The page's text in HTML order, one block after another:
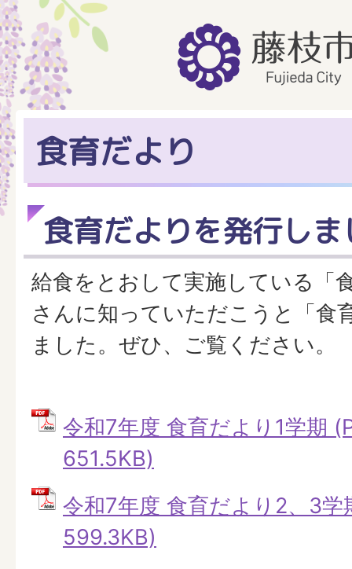
食育だより
食育だよりを発行しま
給食をとおして実施している「
さんに知っていただこうと「食
ました。ぜひ、ご覧ください。
令和7年度 食育だより1学期
651.5KB)
令和7年度 食育だより2、3学
599.3KB)